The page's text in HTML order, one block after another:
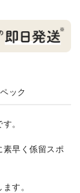
ック
。
早く係留スポ
す。